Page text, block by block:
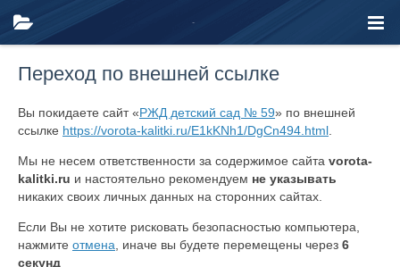
Переход по внешней ссылке
Вы покидаете сайт «РЖД детский сад № 59» по внешней
ссылке https://vorota-kalitki.ru/E1kKNh1/DgCn494.html
Мы не несем ответственности за содержимое сайта vorota-
kalitki.ru и настоятельно рекомендуем не указывать
никаких своих личных данных на сторонних сайтах.
Если Вы не хотите рисковать безопасностью компьютера,
нажмите отмена , иначе вы будете перемещены через 6
секунд